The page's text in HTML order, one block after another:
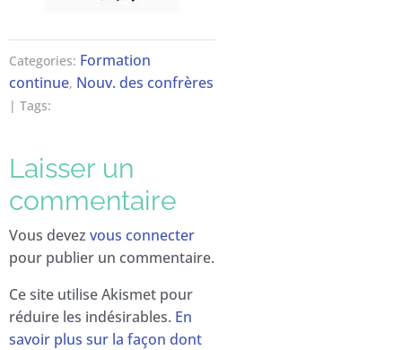
Categories: Formation
continue, Nouv. des confrères
| Tags:
Laisser un
commentaire
Vous devez vous connecter
pour publier un commentaire.
Ce site utilise Akismet pour
réduire les indésirables. En
savoir plus sur la façon dont